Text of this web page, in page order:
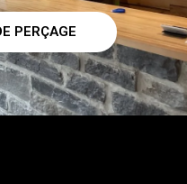
PERÇAGE